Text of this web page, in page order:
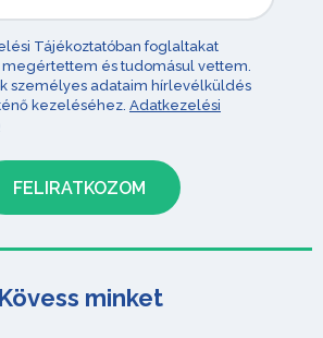
Tájékoztatóban foglaltakat
megértettem és tudomásul vettem.
személyes adataim hírlevélküldés
kezeléséhez. Adatkezelési
Kövess minket